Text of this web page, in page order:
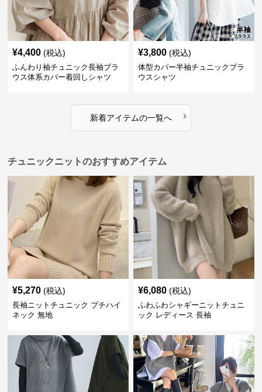
¥4,400 (税込)
ふんわり袖チュニック長袖ブラ
ウス体系カバー着回しシャツ
¥3,800 (税込)
体型カバー半袖チュニックブラ
ウスシャツ
新着アイテムの一覧へ ›
チュニックニットのおすすめアイテム
¥5,270 (税込)
長袖ニットチュニック プチハイ
ネック 無地
¥6,080 (税込)
ふわふわシャギーニットチュニ
ック レディース 長袖